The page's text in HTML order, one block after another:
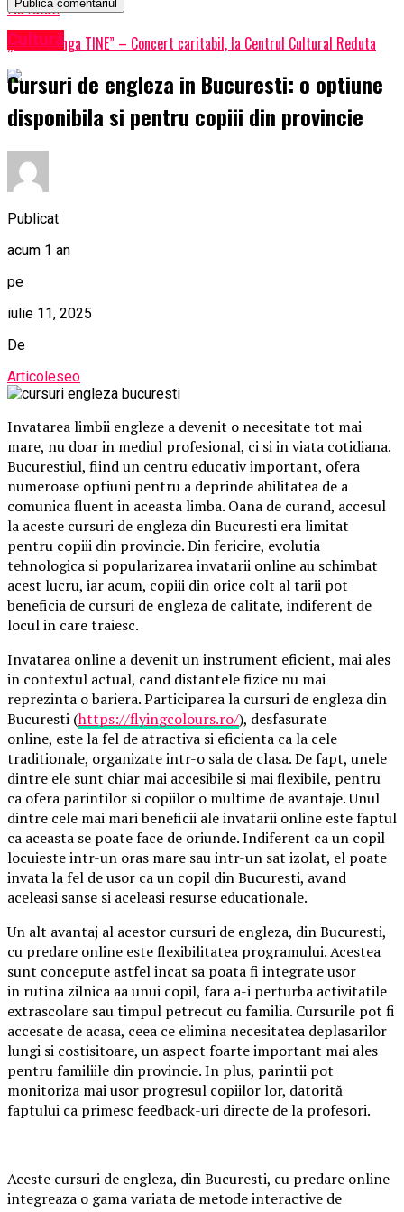
Nu ratati
„CEL de langa TINE” – Concert caritabil, la Centrul Cultural Reduta
Cultură
Cursuri de engleza in Bucuresti: o optiune
disponibila si pentru copiii din provincie
Publicat
acum 1 an
pe
iulie 11, 2025
De
Articoleseo
Invatarea limbii engleze a devenit o necesitate tot mai
mare, nu doar in mediul profesional, ci si in viata cotidiana.
Bucurestiul, fiind un centru educativ important, ofera
numeroase optiuni pentru a deprinde abilitatea de a
comunica fluent in aceasta limba. Oana de curand, accesul
la aceste cursuri de engleza din Bucuresti era limitat
pentru copiii din provincie. Din fericire, evolutia
tehnologica si popularizarea invatarii online au schimbat
acest lucru, iar acum, copiii din orice colt al tarii pot
beneficia de cursuri de engleza de calitate, indiferent de
locul in care traiesc.
Invatarea online a devenit un instrument eficient, mai ales
in contextul actual, cand distantele fizice nu mai
reprezinta o bariera. Participarea la cursuri de engleza din
Bucuresti (https://flyingcolours.ro/), desfasurate
online, este la fel de atractiva si eficienta ca la cele
traditionale, organizate intr-o sala de clasa. De fapt, unele
dintre ele sunt chiar mai accesibile si mai flexibile, pentru
ca ofera parintilor si copiilor o multime de avantaje. Unul
dintre cele mai mari beneficii ale invatarii online este faptul
ca aceasta se poate face de oriunde. Indiferent ca un copil
locuieste intr-un oras mare sau intr-un sat izolat, el poate
invata la fel de usor ca un copil din Bucuresti, avand
aceleasi sanse si aceleasi resurse educationale.
Un alt avantaj al acestor cursuri de engleza, din Bucuresti,
cu predare online este flexibilitatea programului. Acestea
sunt concepute astfel incat sa poata fi integrate usor
in rutina zilnica aa unui copil, fara a-i perturba activitatile
extrascolare sau timpul petrecut cu familia. Cursurile pot fi
accesate de acasa, ceea ce elimina necesitatea deplasarilor
lungi si costisitoare, un aspect foarte important mai ales
pentru familiile din provincie. In plus, parintii pot
monitoriza mai usor progresul copiilor lor, datorită
faptului ca primesc feedback-uri directe de la profesori.
Aceste cursuri de engleza, din Bucuresti, cu predare online
integreaza o gama variata de metode interactive de